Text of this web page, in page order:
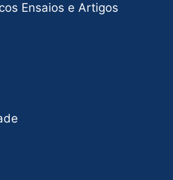
Ensaios e Artigos